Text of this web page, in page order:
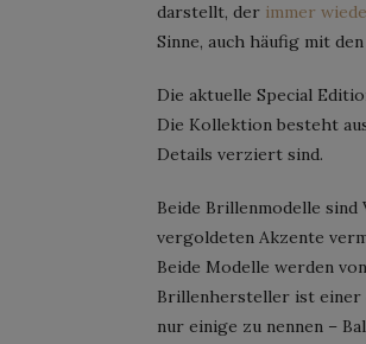
darstellt, der immer
Sinne, auch häufig mit
Die aktuelle Special
Die Kollektion besteht
Details verziert sind.
Beide Brillenmodelle
vergoldeten Akzente
Beide Modelle werden
Brillenhersteller ist einer
nur einige zu nennen –